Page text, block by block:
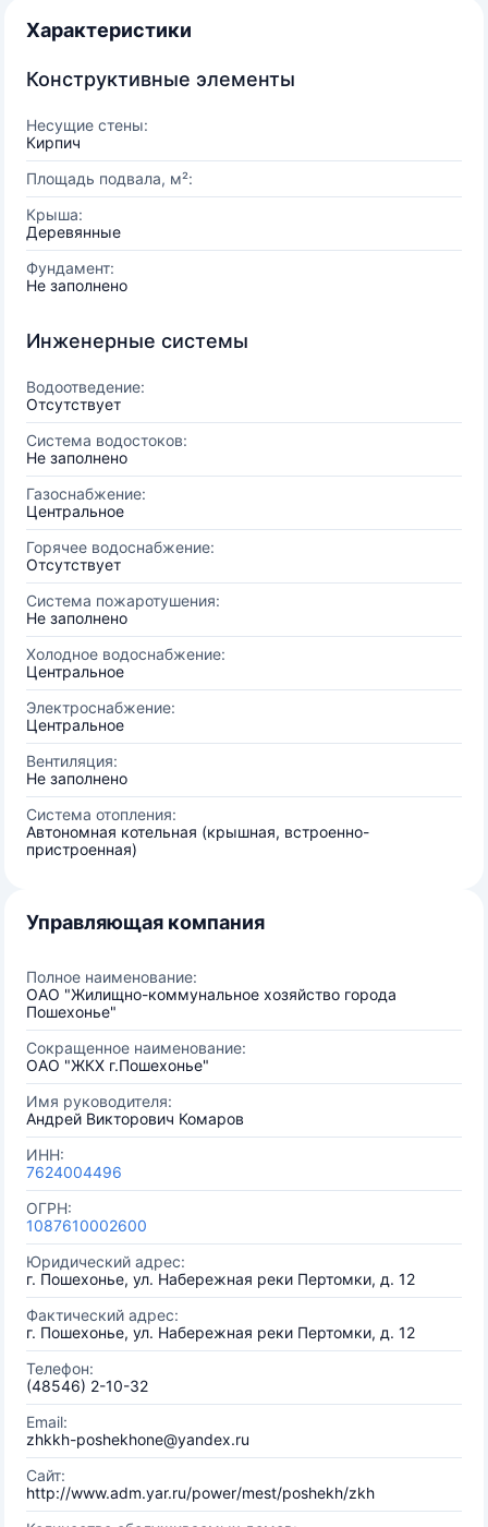
Характеристики
Конструктивные элементы
Несущие стены:
Кирпич
Площадь подвала, м²:
Крыша:
Деревянные
Фундамент:
Не заполнено
Инженерные системы
Водоотведение:
Отсутствует
Система водостоков:
Не заполнено
Газоснабжение:
Центральное
Горячее водоснабжение:
Отсутствует
Система пожаротушения:
Не заполнено
Холодное водоснабжение:
Центральное
Электроснабжение:
Центральное
Вентиляция:
Не заполнено
Система отопления:
Автономная котельная (крышная, встроенно-
пристроенная)
Управляющая компания
Полное наименование:
ОАО "Жилищно-коммунальное хозяйство города
Пошехонье"
Сокращенное наименование:
ОАО "ЖКХ г.Пошехонье"
Имя руководителя:
Андрей Викторович Комаров
ИНН:
7624004496
ОГРН:
1087610002600
Юридический адрес:
г. Пошехонье, ул. Набережная реки Пертомки, д. 12
Фактический адрес:
г. Пошехонье, ул. Набережная реки Пертомки, д. 12
Телефон:
(48546) 2-10-32
Email:
zhkkh-poshekhone@yandex.ru
Сайт:
http://www.adm.yar.ru/power/mest/poshekh/zkh